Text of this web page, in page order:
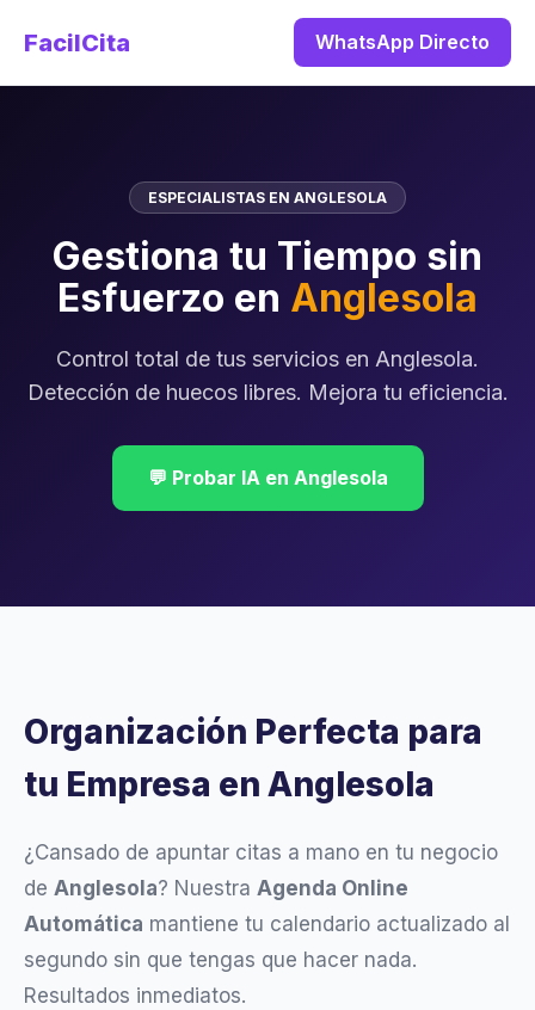
FacilCita WhatsApp Directo
ESPECIALISTAS EN ANGLESOLA
Gestiona tu Tiempo sin
Esfuerzo en Anglesola
Control total de tus servicios en Anglesola.
Detección de huecos libres. Mejora tu eficiencia.
💬 Probar IA en Anglesola
Organización Perfecta para
tu Empresa en Anglesola
¿Cansado de apuntar citas a mano en tu negocio
de Anglesola? Nuestra Agenda Online
Automática mantiene tu calendario actualizado al
segundo sin que tengas que hacer nada.
Resultados inmediatos.